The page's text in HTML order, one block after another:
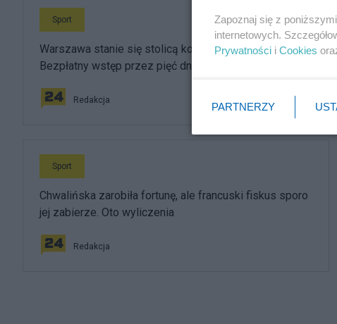
Sport
Warszawa stanie się stolicą kobiecego tenisa.
Bezpłatny wstęp przez pięć dni
Redakcja
Sport
Chwalińska zarobiła fortunę, ale francuski fiskus sporo
jej zabierze. Oto wyliczenia
Redakcja
Zapoznaj się z
internetowych.
Prywatności i Cookies
PARTNERZY